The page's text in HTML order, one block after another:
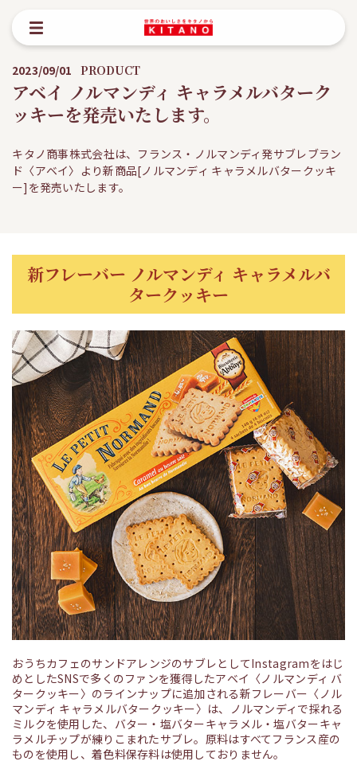
2023/09/01 PRODUCT
アベイ ノルマンディ キャラメルバターク
ッキーを発売いたします。
キタノ商事株式会社は、フランス・ノルマンディ発サブレブラン
ド〈アベイ〉より新商品[ノルマンディ キャラメルバタークッキ
ー]を発売いたします。
新フレーバー ノルマンディ キャラメルバ
タークッキー
おうちカフェのサンドアレンジのサブレとしてInstagramをはじ
めとしたSNSで多くのファンを獲得したアベイ〈ノルマンディ バ
タークッキー〉のラインナップに追加される新フレーバー〈ノル
マンディ キャラメルバタークッキー〉は、ノルマンディで採れる
ミルクを使用した、バター・塩バターキャラメル・塩バターキャ
ラメルチップが練りこまれたサブレ。原料はすべてフランス産の
ものを使用し、着色料保存料は使用しておりません。